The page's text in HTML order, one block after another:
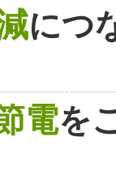
につ
電を